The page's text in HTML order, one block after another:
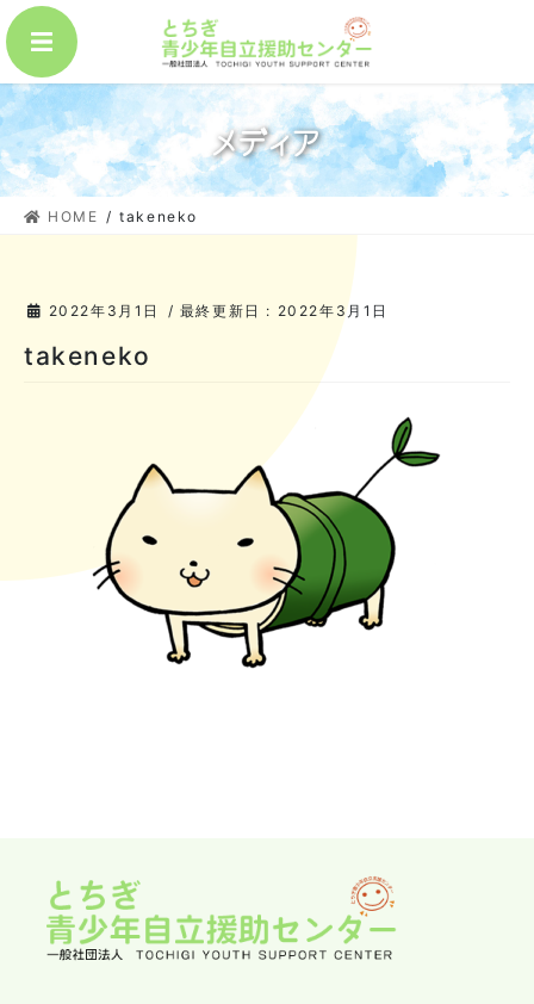
コ
ン
テ
ン
ツ
に
移
ナ
ビ
ゲ
ー
シ
ョ
ン
メディア
HOME takeneko
2022年3月1日 / 最終更新日 : 2022年3月1日
takeneko
MENU